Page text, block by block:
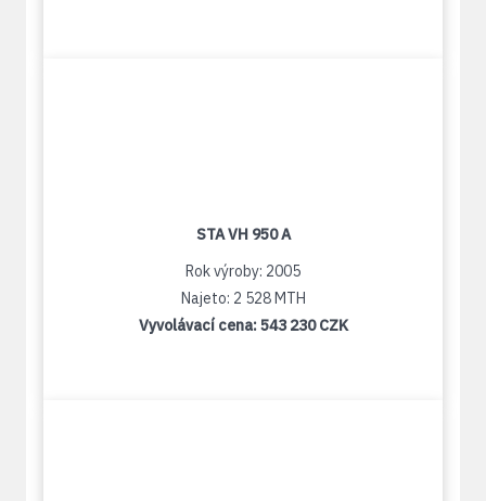
STA VH 950 A
Rok výroby: 2005
Najeto: 2 528 MTH
Vyvolávací cena:543 230 CZK